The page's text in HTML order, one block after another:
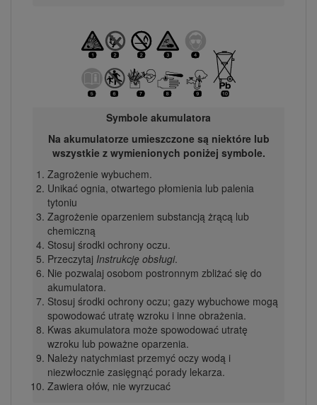
Symbole akumulatora
Na akumulatorze umieszczone są niektóre lub
wszystkie z wymienionych poniżej symbole.
Zagrożenie wybuchem.
Unikać ognia, otwartego płomienia lub palenia
tytoniu
Zagrożenie oparzeniem substancją żrącą lub
chemiczną
Stosuj środki ochrony oczu.
Przeczytaj Instrukcję obsługi.
Nie pozwalaj osobom postronnym zbliżać się do
akumulatora.
Stosuj środki ochrony oczu; gazy wybuchowe mogą
spowodować utratę wzroku i inne obrażenia.
Kwas akumulatora może spowodować utratę
wzroku lub poważne oparzenia.
Należy natychmiast przemyć oczy wodą i
niezwłocznie zasięgnąć porady lekarza.
Zawiera ołów, nie wyrzucać